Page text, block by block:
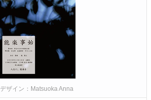
デザイン：Matsuoka Anna